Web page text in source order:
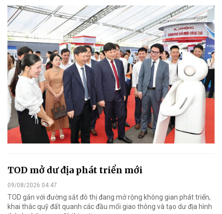
TOD mở dư địa phát triển mới
09/08/2026 04:47
TOD gắn với đường sắt đô thị đang mở rộng không gian phát triển,
khai thác quỹ đất quanh các đầu mối giao thông và tạo dư địa hình